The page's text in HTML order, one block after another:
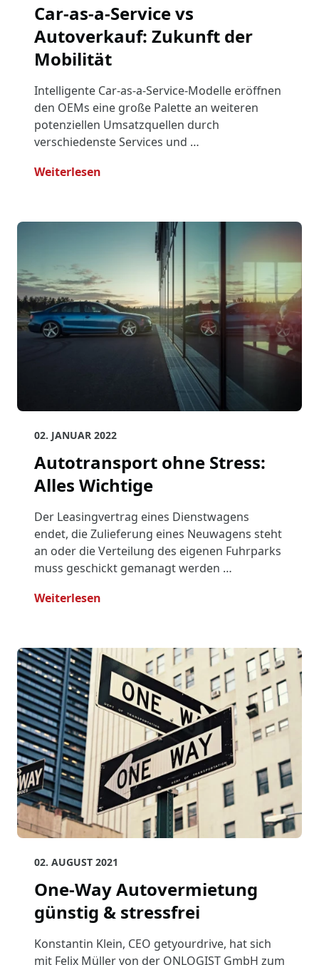
Car-as-a-Service vs
Autoverkauf: Zukunft der
Mobilität
Intelligente Car-as-a-Service-Modelle eröffnen
den OEMs eine große Palette an weiteren
potenziellen Umsatzquellen durch
verschiedenste Services und …
Weiterlesen
02. JANUAR 2022
Autotransport ohne Stress:
Alles Wichtige
Der Leasingvertrag eines Dienstwagens
endet, die Zulieferung eines Neuwagens steht
an oder die Verteilung des eigenen Fuhrparks
muss geschickt gemanagt werden …
Weiterlesen
02. AUGUST 2021
One-Way Autovermietung
günstig & stressfrei
Konstantin Klein, CEO getyourdrive, hat sich
mit Felix Müller von der ONLOGIST GmbH zum